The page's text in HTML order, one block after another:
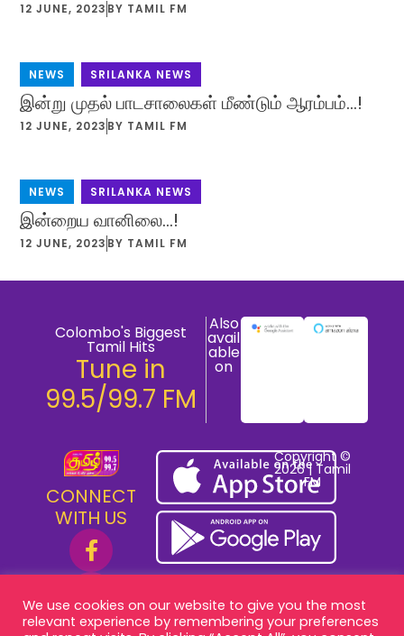
12 JUNE, 2023 BY TAMIL FM
NEWS SRILANKA NEWS
இன்று முதல் பாடசாலைகள் மீண்டும் ஆரம்பம்…!
12 JUNE, 2023 BY TAMIL FM
NEWS SRILANKA NEWS
இன்றைய வானிலை…!
12 JUNE, 2023 BY TAMIL FM
Colombo's Biggest
Tamil Hits
Tune in
99.5/99.7 FM
Also
avail
able
on
CONNECT
WITH US
Copyright ©
2026 | Tamil
FM
We use cookies on our website to give you the most
relevant experience by remembering your preferences